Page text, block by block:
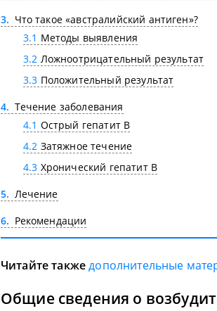
3
Что такое «австралийский антиген»?
3.1 Методы выявления
3.2 Ложноотрицательный результат
3.3 Положительный результат
4
Течение заболевания
4.1 Острый гепатит В
4.2 Затяжное течение
4.3 Хронический гепатит В
5
Лечение
6
Рекомендации
Читайте такжедополнительные
Общие сведения о